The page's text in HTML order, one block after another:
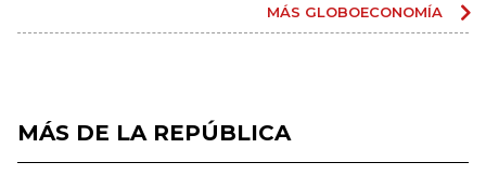
MÁS GLOBOECONOMÍA
MÁS DE LA REPÚBLICA